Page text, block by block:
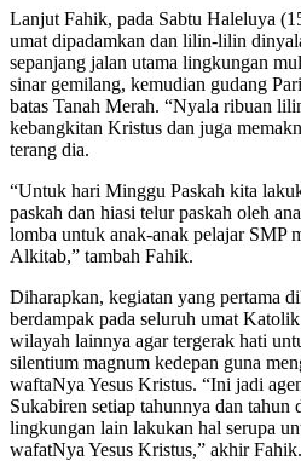
Lanjut Fahik, pada Sabtu Haleluya
umat dipadamkan dan lilin-lilin
sepanjang jalan utama lingkungan
sinar gemilang, kemudian gudang
batas Tanah Merah. “Nyala ribuan
kebangkitan Kristus dan juga
terang dia.
“Untuk hari Minggu Paskah kita
paskah dan hiasi telur paskah oleh
lomba untuk anak-anak pelajar SMP
Alkitab,” tambah Fahik.
Diharapkan, kegiatan yang pertama
berdampak pada seluruh umat
wilayah lainnya agar tergerak hati
silentium magnum kedepan guna
waftaNya Yesus Kristus. “Ini jadi
Sukabiren setiap tahunnya dan tahun
lingkungan lain lakukan hal serupa
wafatNya Yesus Kristus,” akhir Fahik.